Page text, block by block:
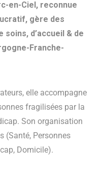
en-Ciel, reconnue
gère des
d’accueil & de
Franche-
elle accompagne
fragilisées par la
Son organisation
(Santé, Personnes
Domicile).